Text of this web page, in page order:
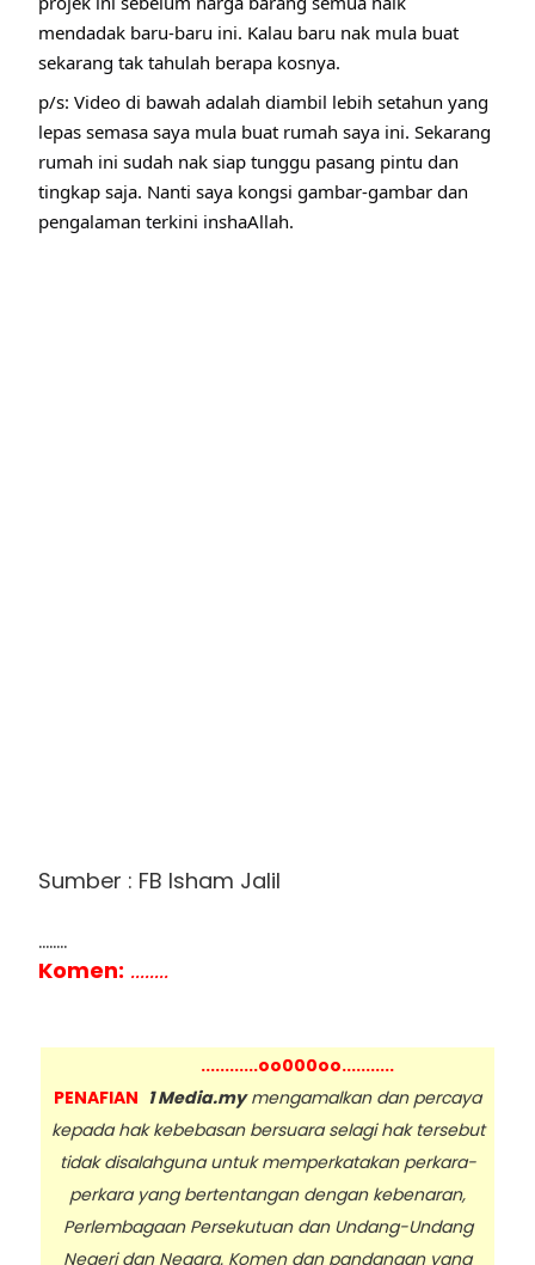
mendadak baru-baru ini. Kalau baru nak mula buat
sekarang tak tahulah berapa kosnya.
p/s: Video di bawah adalah diambil lebih setahun yang
lepas semasa saya mula buat rumah saya ini. Sekarang
rumah ini sudah nak siap tunggu pasang pintu dan
tingkap saja. Nanti saya kongsi gambar-gambar dan
pengalaman terkini inshaAllah.
Sumber : FB Isham Jalil
........
Komen: ........
............oo000oo...........
PENAFIAN 1 Media.mymengamalkan dan percaya
kepada hak kebebasan bersuara selagi hak tersebut
tidak disalahguna untuk memperkatakan perkara-
perkara yang bertentangan dengan kebenaran,
Perlembagaan Persekutuan dan Undang-Undang
Negeri dan Negara. Komen dan pandangan yang